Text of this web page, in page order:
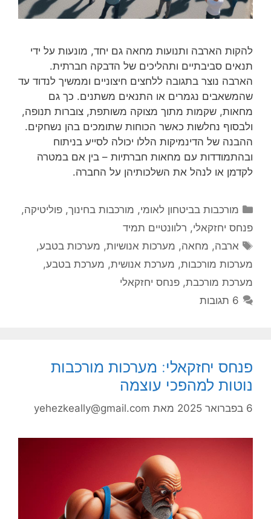
להקות הארבה ותנועות מחאה גם יחד, מונעות על ידי
תנאים סביבתיים ותהליכים של הדבקה חברתית.
הארבה נוצר בתגובה ללחצים חיצוניים וממשיך לנדוד עד
שהמשאבים נגמרים או התנאים משתנים. כך גם
מחאות, שקמות מתוך מצוקה משותפת, צוברות תנופה,
ולבסוף נחלשות כאשר הכוחות שתומכים בהן נשחקים.
ההבנה של הדינמיקות הללו יכולה לסייע בניתוח
ובהתמודדות עם מחאות חברתיות – בין אם במטרה
לקדמן או לנהל את השלכותיהן על החברה.
קטגוריות
מורכבות בביטחון לאומי, מורכבות בחינוך,פוליטיקה,
פנחס יחזקאלי, רלוונטיים תמיד
תגיות
ארבה, מחאה, מערכות אנושיות, מערכות בטבע,
מערכות מורכבות, מערכת אנושית, מערכת בטבע,
מערכת מורכבת, פנחס יחזקאלי
6 תגובות
פנחס יחזקאלי: מערכות מורכבות
נוטות למהפכי עוצמה
6 בפברואר 2025 מאת yehezkeally@gmail.com